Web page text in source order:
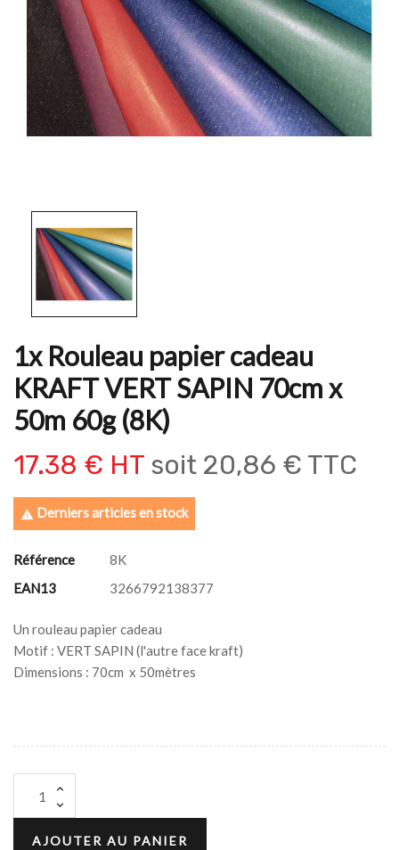
1x Rouleau papier cadeau
KRAFT VERT SAPIN 70cm x
50m 60g (8K)
17.38 € HT soit 20,86 € TTC
 Derniers articles en stock
Référence
8K
EAN13
3266792138377
Un rouleau papier cadeau
Motif : VERT SAPIN (l'autre face kraft)
Dimensions : 70cm x 50mètres
AJOUTER AU PANIER